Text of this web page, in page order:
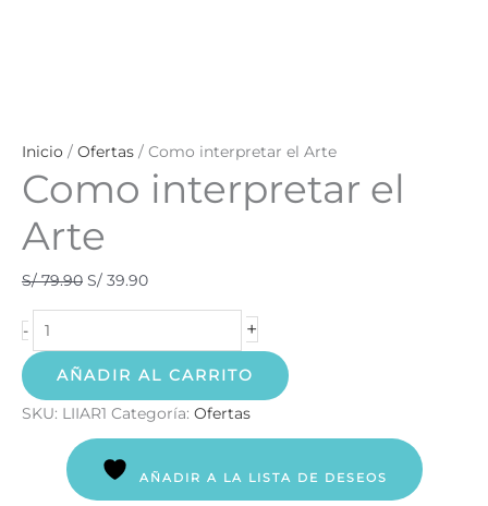
Inicio / Ofertas / Como interpretar el Arte
Como interpretar el
Arte
S/79.90 S/ 39.90
- +
AÑADIR AL CARRITO
SKU: LIIAR1 Categoría: Ofertas
AÑADIR A LA LISTA DE DESEOS